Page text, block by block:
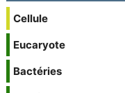
Cellule
Eucaryote
Bactéries